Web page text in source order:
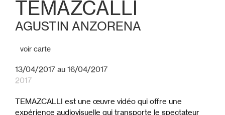
TEMAZCALLI
AGUSTIN ANZORENA
voir carte
13/04/2017 au 16/04/2017
2017
TEMAZCALLI est une œuvre vidéo qui offre une
expérience audiovisuelle qui transporte le spectateur